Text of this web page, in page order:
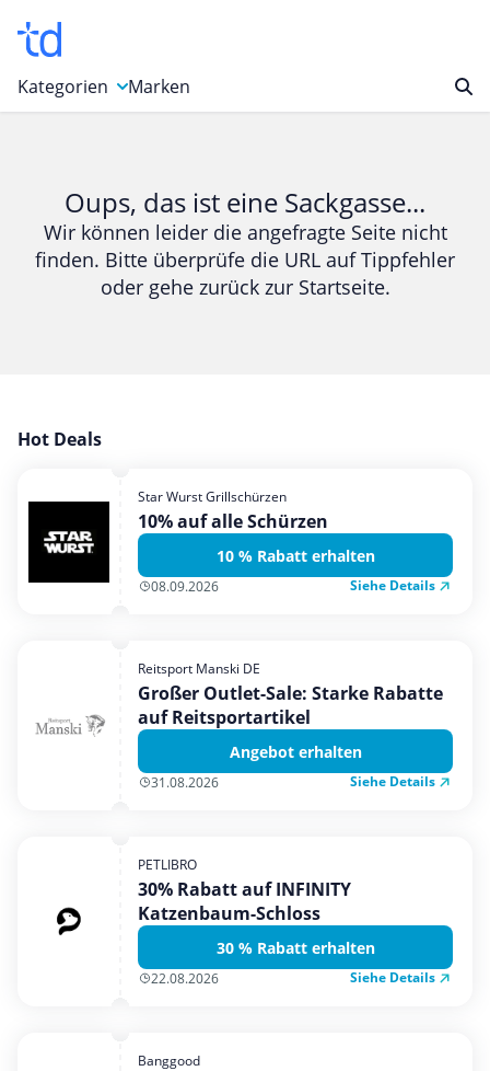
Kategorien
Bücher & Magazine
Computer & Elektronik
Entertainment & Media
Garten, Haushalt & Tiere
Mobilfunk & Internet
Mode & Accessoires
Shopping
Urlaub & Reise
Marken
Oups, das ist eine Sackgasse...
Wir können leider die angefragte Seite nicht
finden. Bitte überprüfe die URL auf Tippfehler
oder gehe zurück zur Startseite.
Hot Deals
Star Wurst Grillschürzen
10% auf alle Schürzen
10 % Rabatt erhalten
08.09.2026 Siehe Details
Reitsport Manski DE
Großer Outlet-Sale: Starke Rabatte
auf Reitsportartikel
Angebot erhalten
31.08.2026 Siehe Details
PETLIBRO
30% Rabatt auf INFINITY
Katzenbaum-Schloss
30 % Rabatt erhalten
22.08.2026 Siehe Details
Banggood